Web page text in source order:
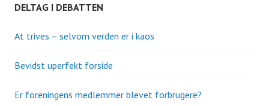
DELTAG I DEBATTEN
At trives – selvom verden er i kaos
Bevidst uperfekt forside
Er foreningens medlemmer blevet forbrugere?